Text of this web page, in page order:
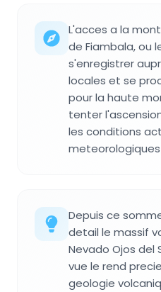
L'acces a la
de Fiambala, ou
s'enregistrer
locales et se
pour la haute
tenter
les conditions
Depuis ce
detail le massif
Nevado Ojos del
vue le rend
geologie